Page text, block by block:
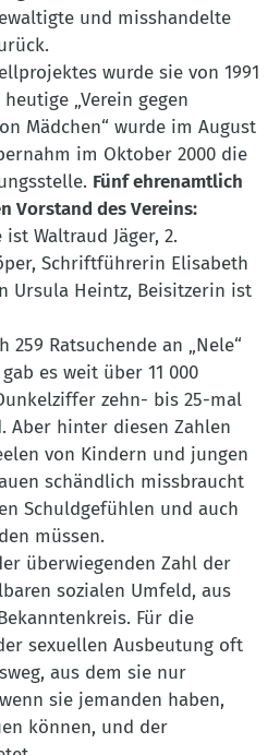
und misshandelte
wurde sie von 1991
„Verein gegen
Mädchen“ wurde im August
im Oktober 2000 die
Fünf ehrenamtlich
Vorstand des Vereins:
Jäger, 2.
Schriftführerin Elisabeth
Ursula Heintz, Beisitzerin ist
259 Ratsuchende an „Nele“
es weit über 11 000
zehn- bis 25-mal
Aber hinter diesen Zahlen
von Kindern und jungen
schändlich missbraucht
Schuldgefühlen und auch
müssen.
überwiegenden Zahl der
sozialen Umfeld, aus
Für die
sexuellen Ausbeutung oft
aus dem sie nur
sie jemanden haben,
können, und der